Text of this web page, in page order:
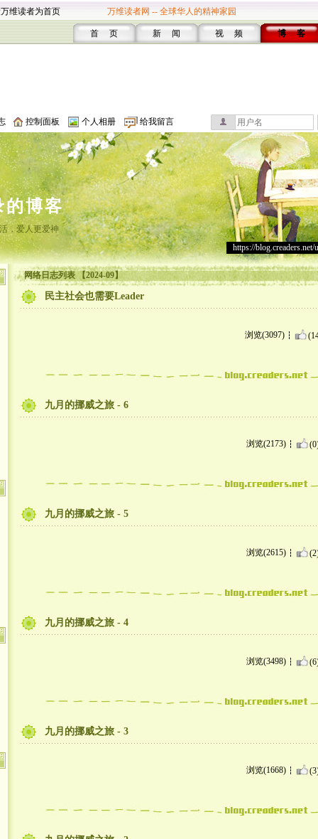
维读者为首页 万维读者网 -- 全球华人的精神家园
首 页 新 闻 视 频 博 客
控制面板 个人相册 给我留言
的博客
，爱人更爱神
https://blog.creaders.net/
网络日志列表 【2024-09】
民主社会也需要Leader
浏览(3097)
九月的挪威之旅 - 6
浏览(2173)
九月的挪威之旅 - 5
浏览(2615)
九月的挪威之旅 - 4
浏览(3498)
九月的挪威之旅 - 3
浏览(1668)